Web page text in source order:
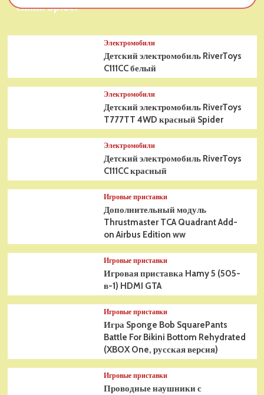
синий Spider
Электромобили
Детский электромобиль RiverToys
C111CC белый
Электромобили
Детский электромобиль RiverToys
T777TT 4WD красный Spider
Электромобили
Детский электромобиль RiverToys
C111CC красный
Игровые приставки
Дополнительный модуль
Thrustmaster TCA Quadrant Add-
on Airbus Edition ww
Игровые приставки
Игровая приставка Hamy 5 (505-
в-1) HDMI GTA
Игровые приставки
Игра Sponge Bob SquarePants
Battle For Bikini Bottom Rehydrated
(XBOX One, русская версия)
Игровые приставки
Проводные наушники с